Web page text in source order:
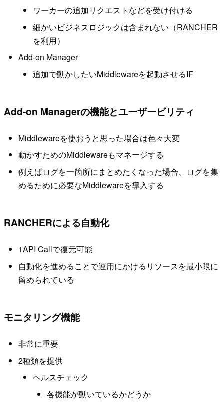
ワーカーの追加リクエストなどを受け付ける
細かいビジネスロジックは含まれない（RANCHER
を利用）
Add-on Manager
追加で動かしたいMiddlewareを起動させるIF
Add-on Managerの機能とユーザービリティ
Middlewareを使おうと思った場合は色々大変
動かすためのMiddlewareもマネージする
例えばログを一箇所にまとめたくなった場合、ログを集
めるために必要なMiddlewareを導入する
RANCHERによる自動化
1API Callで復元可能
自動化を進めることで運用にかけるリソースを最小限に
留められている
モニタリング機能
非常に重要
2種類を提供
ヘルスチェック
各機能が動いているかどうか